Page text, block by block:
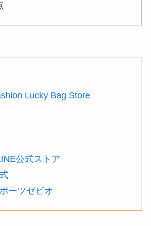
Lucky Bag Store
公式ストア
ーツゼビオ